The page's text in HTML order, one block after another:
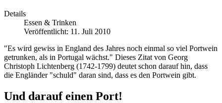
Details
Essen & Trinken
Veröffentlicht: 11. Juli 2010
"Es wird gewiss in England des Jahres noch einmal so viel Portwein
getrunken, als in Portugal wächst." Dieses Zitat von Georg
Christoph Lichtenberg (1742-1799) deutet schon darauf hin, dass
die Engländer "schuld" daran sind, dass es den Portwein gibt.
Und darauf einen Port!